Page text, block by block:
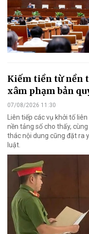
Kiếm tiền từ nền
xâm phạm bản
07/08/2026 11:30
Liên tiếp các vụ khởi tố
nền tảng số cho thấy,
thác nội dung cũng đặt ra
luật.